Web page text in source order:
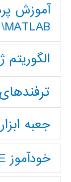
آموزش
MATLAB\
الگوریتم
جعبه
خودآموز HSPICE